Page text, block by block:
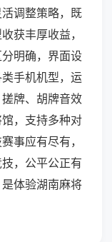
调整策略，既
获丰厚收益，
明确，界面设
手机机型，运
牌、胡牌音效
，支持多种对
事应有尽有，
，公平公正有
体验湖南麻将